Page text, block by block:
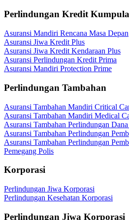
Perlindungan Kredit
Asuransi Mandiri Rencana Masa Depan
Asuransi Jiwa Kredit Plus
Asuransi Jiwa Kredit Kendaraan Plus
Asuransi Perlindungan Kredit Prima
Asuransi Mandiri Protection Prime
Perlindungan Tambahan
Asuransi Tambahan Mandiri Critical
Asuransi Tambahan Mandiri Medical
Asuransi Tambahan Perlindungan
Asuransi Tambahan Perlindungan
Asuransi Tambahan Perlindungan
Pemegang Polis
Korporasi
Perlindungan Jiwa Korporasi
Perlindungan Kesehatan Korporasi
Perlindungan Jiwa Korporasi